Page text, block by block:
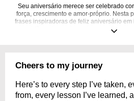
Seu aniversário merece ser celebrado
força, crescimento e amor-próprio. Nesta
frases inspiradoras de feliz aniversário
gratidão pela sua jornada e orgulho por
Cheers to my journey
Here’s to every step I’ve taken,
from, every lesson I’ve learned,